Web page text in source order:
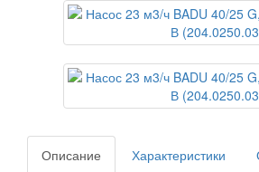
Описание Характеристики